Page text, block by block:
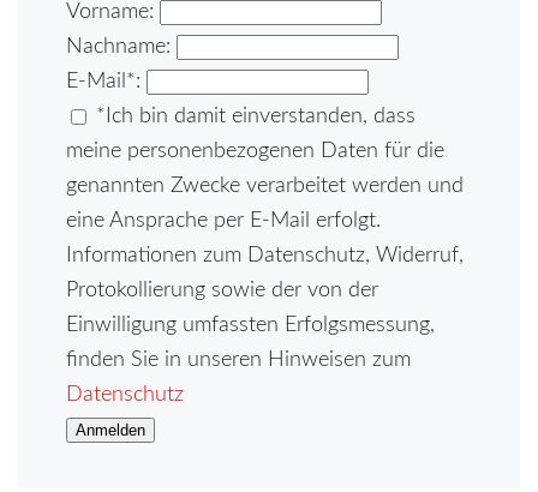
Vorname:
Nachname:
E-Mail *:
* Ich bin damit einverstanden, dass
meine personenbezogenen Daten für die
genannten Zwecke verarbeitet werden und
eine Ansprache per E-Mail erfolgt.
Informationen zum Datenschutz, Widerruf,
Protokollierung sowie der von der
Einwilligung umfassten Erfolgsmessung,
finden Sie in unseren Hinweisen zum
Datenschutz